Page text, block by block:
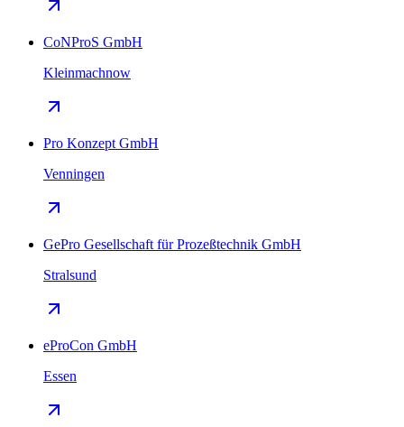
CoNProS GmbH
Kleinmachnow
Pro Konzept GmbH
Venningen
GePro Gesellschaft für Prozeßtechnik GmbH
Stralsund
eProCon GmbH
Essen